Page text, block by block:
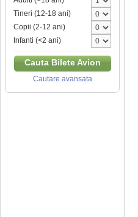
Tineri (12-18 ani)
Copii (2-12 ani)
Infanti (<2 ani)
Cauta Bilete Avion
Cautare avansata